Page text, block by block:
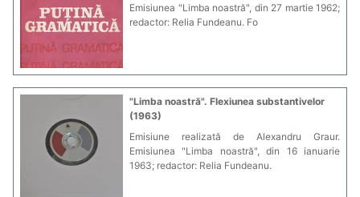
Emisiunea "Limba noastră", din 27 martie 1962;
redactor: Relia Fundeanu. Fo
"Limba noastră". Flexiunea substantivelor
(1963)
Emisiune realizată de Alexandru Graur.
Emisiunea "Limba noastră", din 16 ianuarie
1963; redactor: Relia Fundeanu.